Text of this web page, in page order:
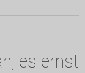
es ernst